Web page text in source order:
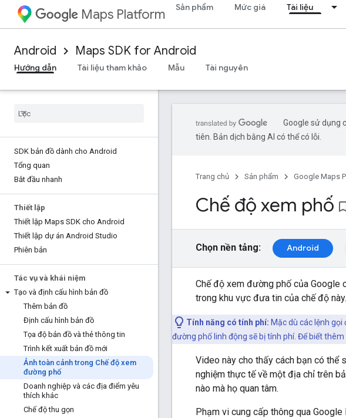
Maps Platform Sản phẩm Mức giá Tài liệu
Android Maps SDK for Android
Hướng dẫn
Tài liệu tham khảo Mẫu Tài nguyên
SDK bản đồ dành cho Android
Tổng quan
Bắt đầu nhanh
Thiết lập
Thiết lập Maps SDK cho Android
Thiết lập dự án Android Studio
Phiên bản
Tác vụ và khái niệm
Tạo và định cấu hình bản đồ
Thêm bản đồ
Định cấu hình bản đồ
Tọa độ bản đồ và thẻ thông tin
Trình kết xuất bản đồ mới
Ảnh toàn cảnh trong Chế độ xem
đường phố
Doanh nghiệp và các địa điểm yêu
thích khác
Chế độ thu gọn
Google sử dụng
tiên. Bản dịch bằng AI có thể có lỗi.
Trang chủ Sản phẩm Google Maps
Chế độ xem phố
Chọn nền tảng: Android
Chế độ xem đường phố của
trong khu vực đưa tin của chế độ này.
Tính năng có tính phí: Mặc dù các lệnh
đường phố linh động sẽ bị tính phí. Để biết
Video này cho thấy cách bạn có thể
nghiệm thực tế về một địa chỉ trên
nào mà họ quan tâm.
Phạm vi cung cấp thông qua